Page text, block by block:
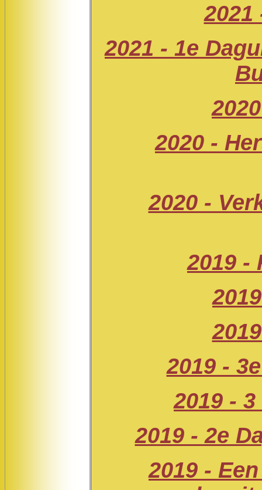
2021
2021 - 1e
2020 -
2020 -
2019 -
2019 -
2019 -
2019 - 2e
2019 -